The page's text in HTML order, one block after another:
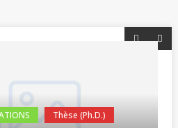
Thèse (Ph.D.)